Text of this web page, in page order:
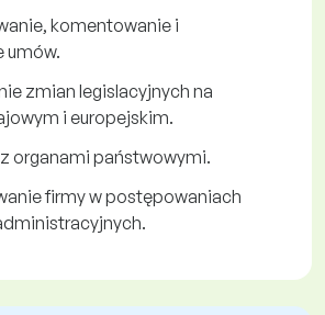
komentowanie i
umów.
zmian legislacyjnych na
i europejskim.
organami państwowymi.
firmy w postępowaniach